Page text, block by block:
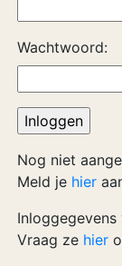
Wachtwoord:
Nog niet
Meld je hier
Inloggegevens
Vraag ze hier